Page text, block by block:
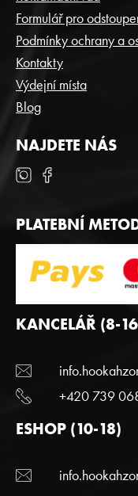
T
Í
Formulář pro
Podmínky ochrany a
Kontakty
Výdejní místa
Blog
NAJDETE NÁS
PLATEBNÍ
KANCELÁŘ (8-
+420 739
ESHOP (10-18)